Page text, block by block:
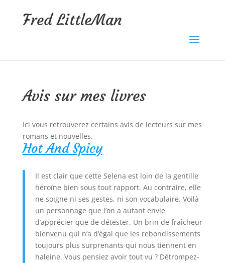
Fred LittleMan
Avis sur mes livres
Ici vous retrouverez certains avis de lecteurs sur mes
romans et nouvelles.
Hot And Spicy
Il est clair que cette Selena est loin de la gentille
héroïne bien sous tout rapport. Au contraire, elle
ne soigne ni ses gestes, ni son vocabulaire. Voilà
un personnage que l’on a autant envie
d’apprécier que de détester. Un brin de fraîcheur
bienvenu qui n’a d’égal que les rebondissements
toujours plus surprenants qui nous tiennent en
haleine. Vous pensiez avoir tout vu ? Détrompez-